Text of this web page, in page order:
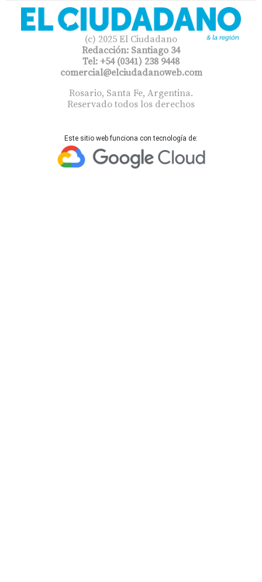
(c) 2025 El Ciudadano
Redacción: Santiago 34
Tel: +54 (0341) 238 9448
comercial@elciudadanoweb.com​
Rosario, Santa Fe, Argentina.
Reservado todos los derechos
Este sitio web funciona con tecnología de: